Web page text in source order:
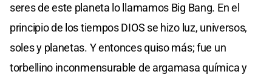
seres de este planeta lo llamamos Big Bang. En el
principio de los tiempos DIOS se hizo luz, universos,
soles y planetas. Y entonces quiso más; fue un
torbellino inconmensurable de argamasa química y